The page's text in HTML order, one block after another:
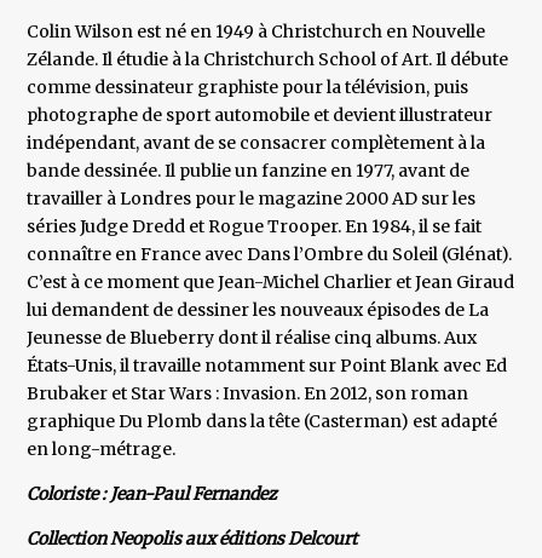
Colin Wilson est né en 1949 à Christchurch en Nouvelle
Zélande. Il étudie à la Christchurch School of Art. Il débute
comme dessinateur graphiste pour la télévision, puis
photographe de sport automobile et devient illustrateur
indépendant, avant de se consacrer complètement à la
bande dessinée. Il publie un fanzine en 1977, avant de
travailler à Londres pour le magazine 2000 AD sur les
séries Judge Dredd et Rogue Trooper. En 1984, il se fait
connaître en France avec Dans l’Ombre du Soleil (Glénat).
C’est à ce moment que Jean-Michel Charlier et Jean Giraud
lui demandent de dessiner les nouveaux épisodes de La
Jeunesse de Blueberry dont il réalise cinq albums. Aux
États-Unis, il travaille notamment sur Point Blank avec Ed
Brubaker et Star Wars : Invasion. En 2012, son roman
graphique Du Plomb dans la tête (Casterman) est adapté
en long-métrage.
Coloriste : Jean-Paul Fernandez
Collection Neopolis aux éditions Delcourt